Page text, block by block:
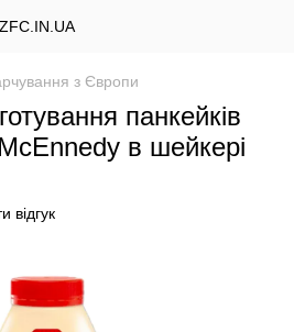
з Європи
панкейків
в шейкері
відгук